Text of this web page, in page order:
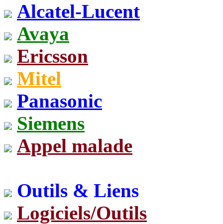
Alcatel-Lucent
Avaya
Ericsson
Mitel
Panasonic
Siemens
Appel malade
Outils & Liens
Logiciels/Outils